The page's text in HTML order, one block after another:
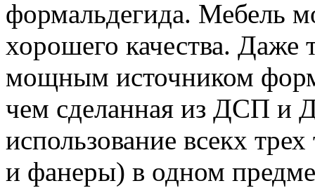
формальдегида. Мебель
хорошего качества. Даже
мощным источником
чем сделанная из ДСП и
использование всекх
и фанеры) в одном